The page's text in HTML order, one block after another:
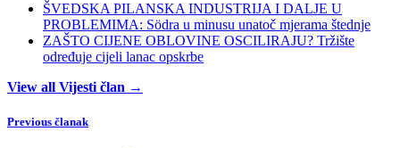
ŠVEDSKA PILANSKA INDUSTRIJA I DALJE U
PROBLEMIMA: Södra u minusu unatoč mjerama štednje
ZAŠTO CIJENE OBLOVINE OSCILIRAJU? Tržište
određuje cijeli lanac opskrbe
View all Vijesti član →
Previous članak